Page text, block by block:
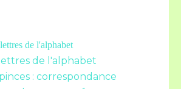
de l'alphabet
de l'alphabet
: correspondance